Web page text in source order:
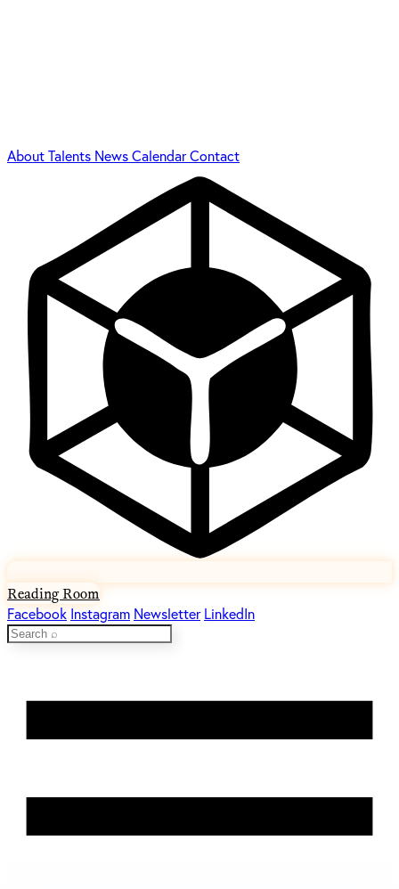
AboutTalents NewsCalendarContact
Reading Room
Facebook Instagram Newsletter LinkedIn